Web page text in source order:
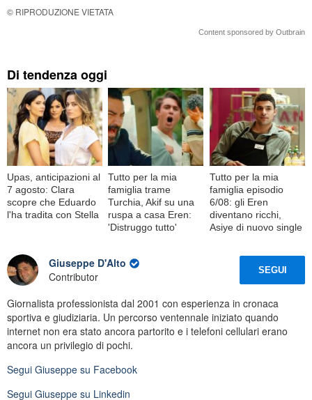
© RIPRODUZIONE VIETATA
Content sponsored by Outbrain
Di tendenza oggi
Upas, anticipazioni al
7 agosto: Clara
scopre che Eduardo
l'ha tradita con Stella
Tutto per la mia
famiglia trame
Turchia, Akif su una
ruspa a casa Eren:
'Distruggo tutto'
Tutto per la mia
famiglia episodio
6/08: gli Eren
diventano ricchi,
Asiye di nuovo single
Giuseppe D'Alto
Contributor
SEGUI
Giornalista professionista dal 2001 con esperienza in cronaca
sportiva e giudiziaria. Un percorso ventennale iniziato quando
internet non era stato ancora partorito e i telefoni cellulari erano
ancora un privilegio di pochi.
Segui Giuseppe su Facebook
Segui Giuseppe su Linkedin